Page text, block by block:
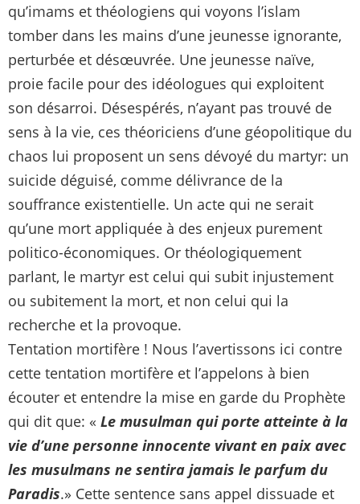
qu’imams et théologiens qui voyons l’islam
tomber dans les mains d’une jeunesse ignorante,
perturbée et désœuvrée. Une jeunesse naïve,
proie facile pour des idéologues qui exploitent
son désarroi. Désespérés, n’ayant pas trouvé de
sens à la vie, ces théoriciens d’une géopolitique du
chaos lui proposent un sens dévoyé du martyr: un
suicide déguisé, comme délivrance de la
souffrance existentielle. Un acte qui ne serait
qu’une mort appliquée à des enjeux purement
politico-économiques. Or théologiquement
parlant, le martyr est celui qui subit injustement
ou subitement la mort, et non celui qui la
recherche et la provoque.
Tentation mortifère ! Nous l’avertissons ici contre
cette tentation mortifère et l’appelons à bien
écouter et entendre la mise en garde du Prophète
qui dit que: « Le musulman qui porte atteinte à la
vie d’une personne innocente vivant en paix avec
les musulmans ne sentira jamais le parfum du
Paradis.» Cette sentence sans appel dissuade et